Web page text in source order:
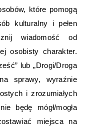
które pomogą
kulturalny i pełen
wiadomość od
osobisty charakter.
lub „Drogi/Droga
sprawy, wyraźnie
i zrozumiałych
będę mógł/mogła
miejsca na